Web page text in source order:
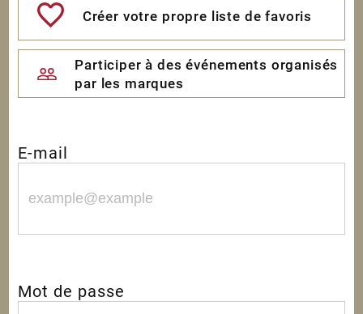
Créer votre propre liste de favoris
Participer à des événements organisés
par les marques
E-mail
Mot de passe